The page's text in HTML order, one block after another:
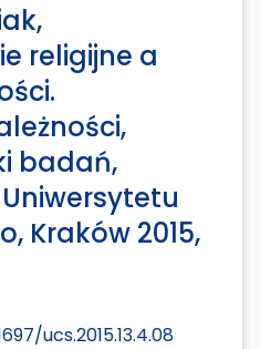
religijne a
badań,
Kraków 2015,
ucs.2015.13.4.08